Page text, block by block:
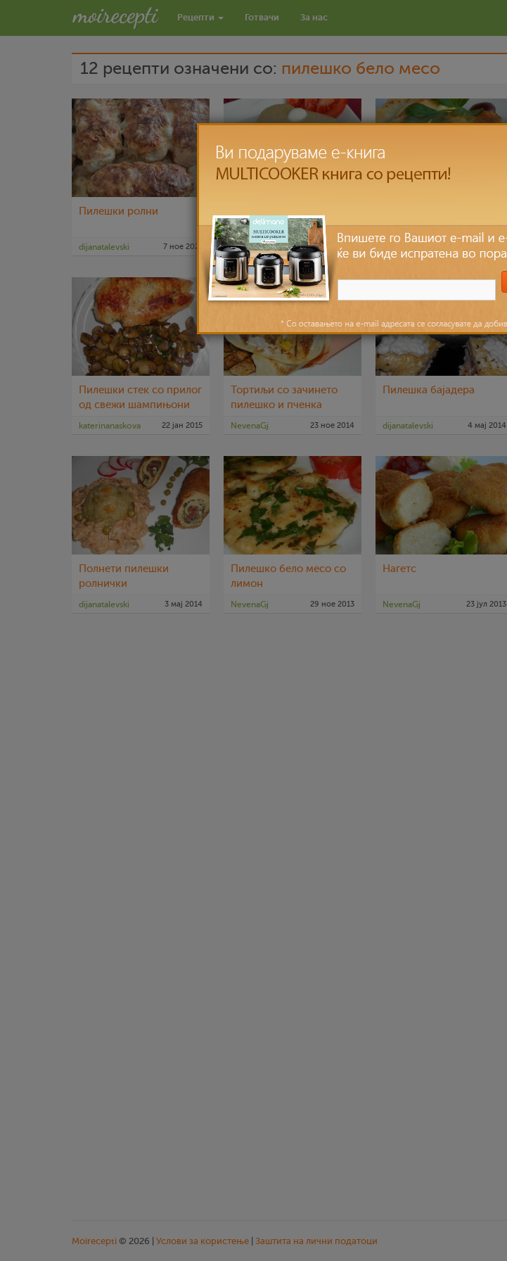
Рецепти Готвачи За нас
12 рецепти означени со: пилешко бело месо
Пилешки ролни
dijanatalevski 7 ное 2021
месо и џигер
NevenaGj 5 мар 2016
и печурки
NevenaGj 14 фев 2016
Пилешки стек со прилог
од свежи шампињони
katerinanaskova 22 јан 2015
Тортиљи со зачинето
пилешко и пченка
NevenaGj 23 ное 2014
Пилешка бајадера
dijanatalevski 4 мај 2014
Полнети пилешки
ролнички
dijanatalevski 3 мај 2014
Пилешко бело месо со
лимон
NevenaGj 29 ное 2013
Нагетс
NevenaGj 23 јул 2013
Moirecepti © 2026 | Услови за користење Заштита на лични податоци